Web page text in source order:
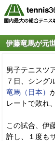
伊藤竜馬が元
男子テニスツ
７日、シング
竜馬（日本）
レートで敗れ
この試合、伊
許し、１度も